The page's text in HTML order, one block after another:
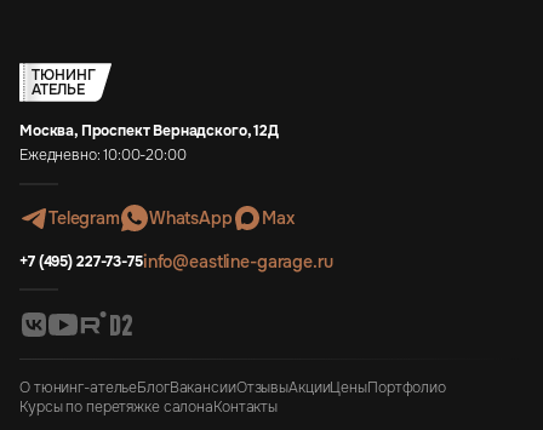
ТЮНИНГ
АТЕЛЬЕ
Москва, Проспект Вернадского, 12Д
Ежедневно: 10:00-20:00
Telegram WhatsApp Max
+7 (495) 227-73-75info@eastline-garage.ru
О тюнинг-ательеБлогВакансииОтзывыАкцииЦеныПортфолио
Курсы по перетяжке салонаКонтакты